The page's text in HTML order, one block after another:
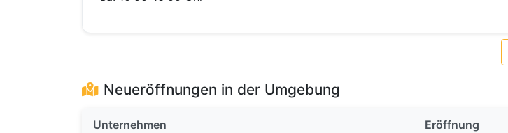
Neueröffnungen in der Umgebung
Unternehmen Eröffnung